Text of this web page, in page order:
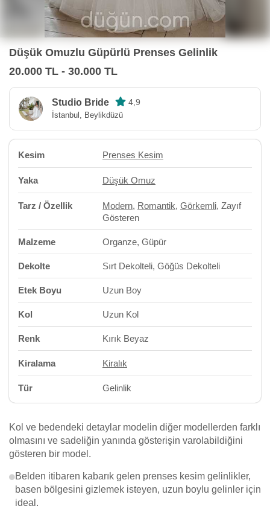
Düşük Omuzlu Güpürlü Prenses Gelinlik
20.000 TL - 30.000 TL
Studio Bride 4,9
İstanbul, Beylikdüzü
Kesim Prenses Kesim
Yaka Düşük Omuz
Tarz / Özellik Modern, Romantik, Görkemli, Zayıf
Gösteren
Malzeme Organze, Güpür
Dekolte Sırt Dekolteli, Göğüs Dekolteli
Etek Boyu Uzun Boy
Kol Uzun Kol
Renk Kırık Beyaz
Kiralama Kiralık
Tür Gelinlik
Kol ve bedendeki detaylar modelin diğer modellerden farklı
olmasını ve sadeliğin yanında gösterişin varolabildiğini
gösteren bir model.
Belden itibaren kabarık gelen prenses kesim gelinlikler,
basen bölgesini gizlemek isteyen, uzun boylu gelinler için
ideal.